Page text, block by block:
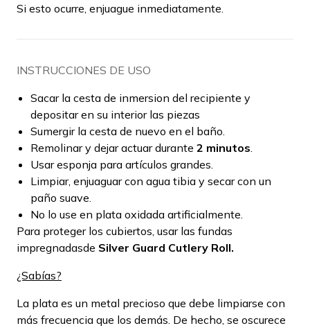
Si esto ocurre, enjuague inmediatamente.
INSTRUCCIONES DE USO
Sacar la cesta de inmersion del recipiente y
depositar en su interior las piezas
Sumergir la cesta de nuevo en el baño.
Remolinar y dejar actuar durante 2 minutos
Usar esponja para artículos grandes.
Limpiar, enjuaguar con agua tibia y secar con un
paño suave.
No lo use en plata oxidada artificialmente.
Para proteger los cubiertos, usar las fundas
impregnadasde Silver Guard Cutlery Roll.
¿Sabías?
La plata es un metal precioso que debe limpiarse con
más frecuencia que los demás. De hecho, se oscurece